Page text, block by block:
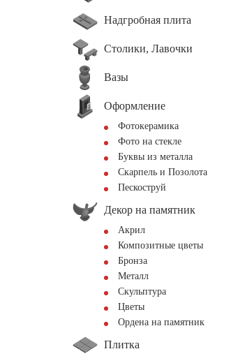
Надгробная плита
Столики, Лавочки
Вазы
Оформление
Фотокерамика
Фото на стекле
Буквы из металла
Скарпель и Позолота
Пескоструй
Декор на памятник
Акрил
Композитные цветы
Бронза
Металл
Скульптура
Цветы
Ордена на памятник
Плитка